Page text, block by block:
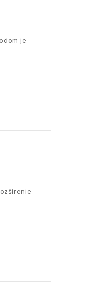
je